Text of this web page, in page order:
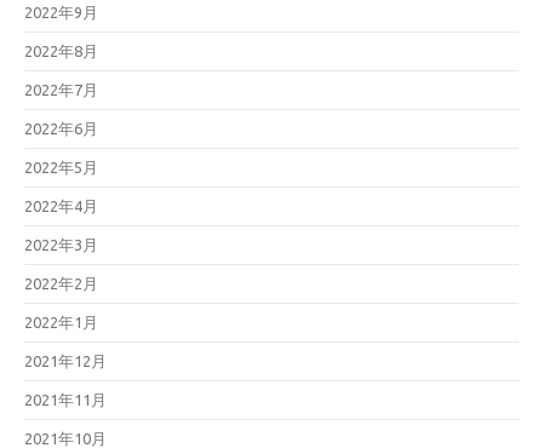
2022年9月
2022年8月
2022年7月
2022年6月
2022年5月
2022年4月
2022年3月
2022年2月
2022年1月
2021年12月
2021年11月
2021年10月